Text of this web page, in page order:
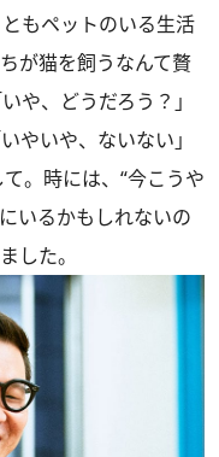
もペットのいる生活
が猫を飼うなんて贅
や、どうだろう？」
やいや、ないない」
。時には、“今こうや
いるかもしれないの
した。